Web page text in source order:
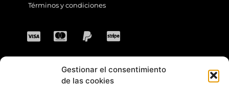
Gestionar el consentimiento
de las cookies
Términos y condiciones
CONTACTO